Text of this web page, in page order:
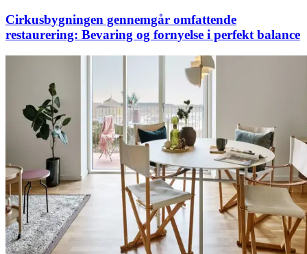
Cirkusbygningen gennemgår omfattende
restaurering: Bevaring og fornyelse i perfekt balance